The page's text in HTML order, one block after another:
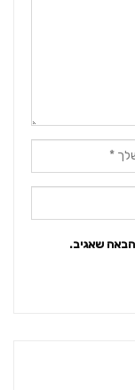
שאגיב.